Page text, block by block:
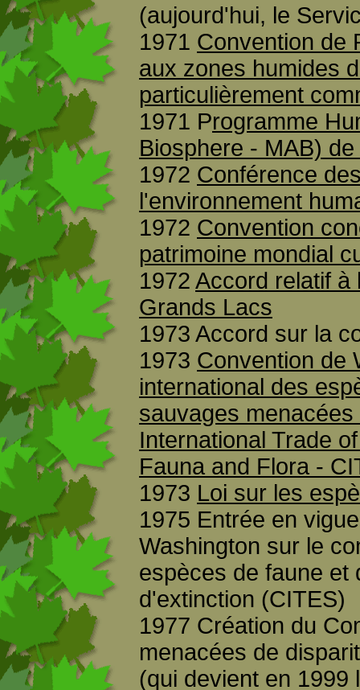
(aujourd'hui, le
1971 Convention de
aux zones humides
particulièrement
1971 Programme
Biosphere - MAB)
1972 Conférence
l'environnement
1972 Convention
patrimoine mondial
1972 Accord relatif à
Grands Lacs
1973 Accord sur la
1973 Convention de
international des
sauvages
International Trade
Fauna and Flora -
1973 Loi sur les
1975 Entrée en
Washington sur le
espèces de faune et
d'extinction (CITES)
1977 Création du
menacées de
(qui devient en 1999